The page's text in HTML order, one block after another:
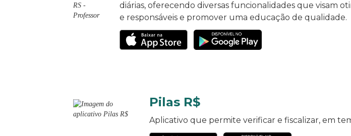
diárias, oferecendo diversas funcionalidades que visam
e responsáveis e promover uma educação de qualidade.
Pilas R$
Aplicativo que permite verificar e fiscalizar, em